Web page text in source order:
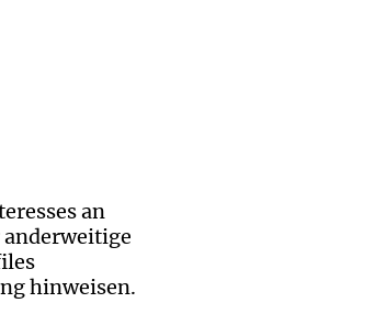
an
anderweitige
hinweisen.